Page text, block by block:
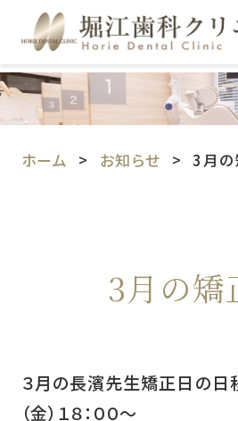
ホーム お知らせ 3月の
3月の矯
３月の長濱先生矯正日の日
（金）１８：００～